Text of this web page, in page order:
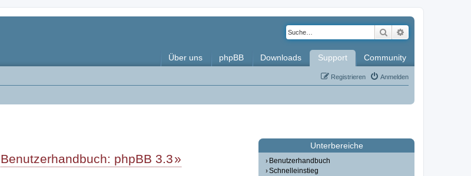
Suche
Über uns phpBB Downloads Support Community
Anmelden
Registrieren
Benutzerhandbuch: phpBB 3.3
Unterbereiche
Benutzerhandbuch
Schnelleinstieg